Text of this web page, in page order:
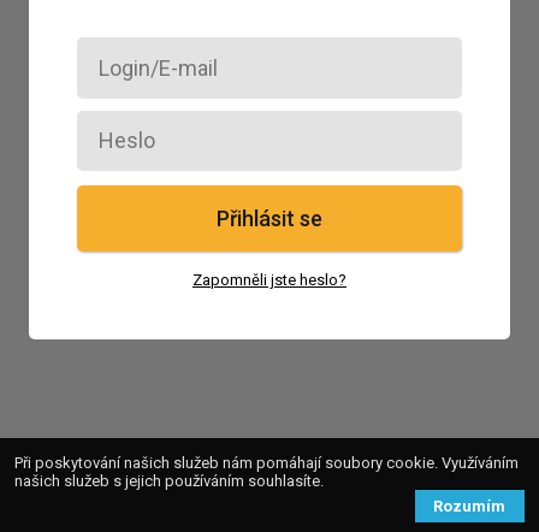
Přihlásit se
Zapomněli jste heslo?
Při poskytování našich služeb nám pomáhají soubory cookie. Využíváním
našich služeb s jejich používáním souhlasíte.
Rozumím